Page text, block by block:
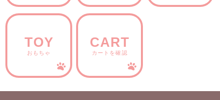
TOY
おもちゃ
CART
カートを確認